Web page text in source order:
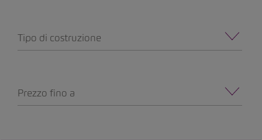
Tipo di costruzione
Prezzo fino a